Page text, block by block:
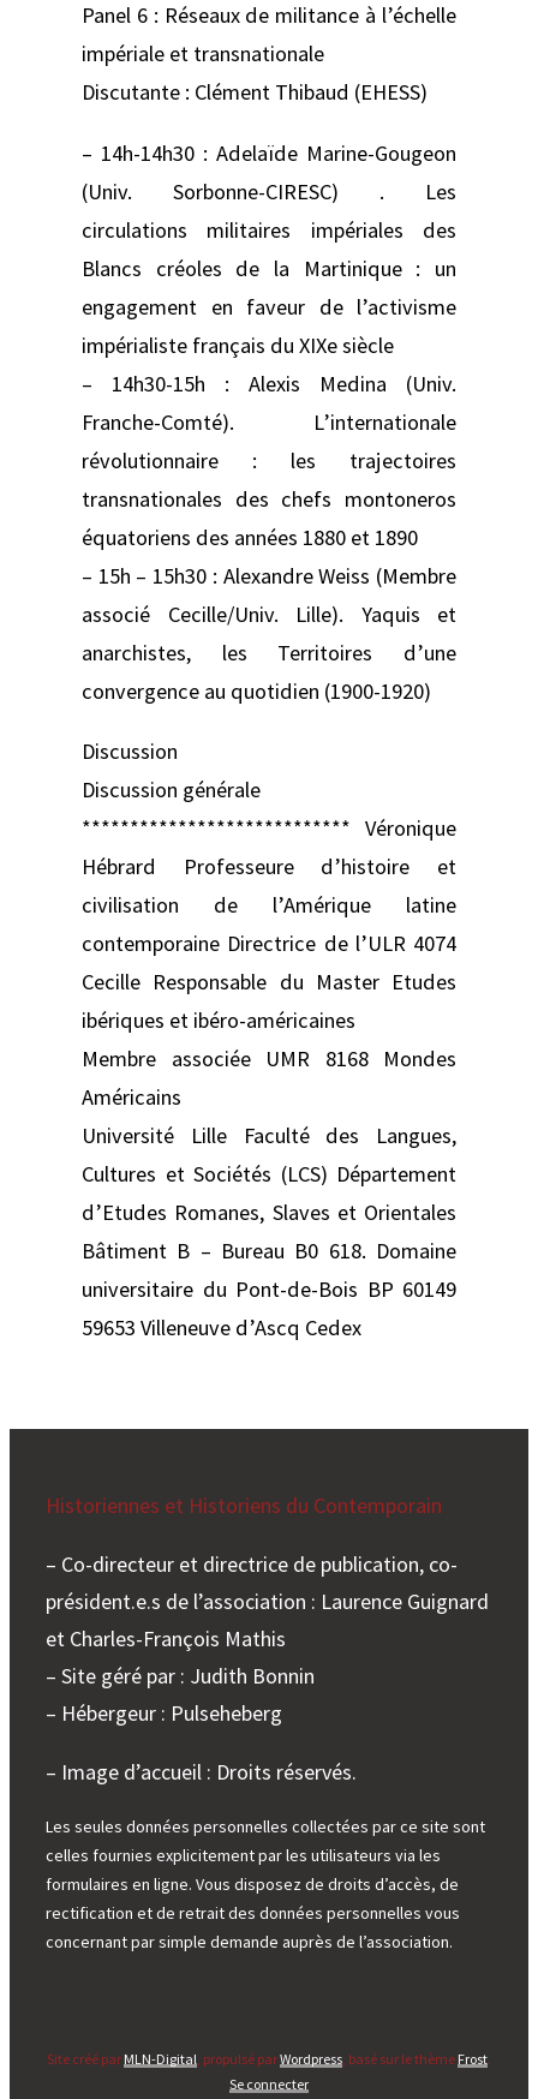
Panel 6 : Réseaux de militance à l’échelle
impériale et transnationale
Discutante : Clément Thibaud (EHESS)
– 14h-14h30 : Adelaïde Marine-Gougeon
(Univ. Sorbonne-CIRESC) . Les
circulations militaires impériales des
Blancs créoles de la Martinique : un
engagement en faveur de l’activisme
impérialiste français du XIXe siècle
– 14h30-15h : Alexis Medina (Univ.
Franche-Comté). L’internationale
révolutionnaire : les trajectoires
transnationales des chefs montoneros
équatoriens des années 1880 et 1890
– 15h – 15h30 : Alexandre Weiss (Membre
associé Cecille/Univ. Lille). Yaquis et
anarchistes, les Territoires d’une
convergence au quotidien (1900-1920)
Discussion
Discussion générale
**************************** Véronique
Hébrard Professeure d’histoire et
civilisation de l’Amérique latine
contemporaine Directrice de l’ULR 4074
Cecille Responsable du Master Etudes
ibériques et ibéro-américaines
Membre associée UMR 8168 Mondes
Américains
Université Lille Faculté des Langues,
Cultures et Sociétés (LCS) Département
d’Etudes Romanes, Slaves et Orientales
Bâtiment B – Bureau B0 618. Domaine
universitaire du Pont-de-Bois BP 60149
59653 Villeneuve d’Ascq Cedex
Historiennes et Historiens du Contemporain
– Co-directeur et directrice de publication, co-
président.e.s de l’association : Laurence Guignard
et Charles-François Mathis
– Site géré par : Judith Bonnin
– Hébergeur : Pulseheberg
– Image d’accueil : Droits réservés.
Les seules données personnelles collectées par ce site sont
celles fournies explicitement par les utilisateurs via les
formulaires en ligne. Vous disposez de droits d’accès, de
rectification et de retrait des données personnelles vous
concernant par simple demande auprès de l’association.
Site créé par MLN-Digital, propulsé parWordpress, basé sur le thème Frost.
Se connecter